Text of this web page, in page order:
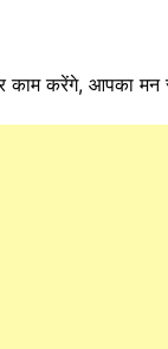
करेंगे, आपका मन